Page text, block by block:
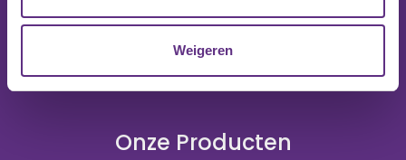
Weigeren
Onze Producten